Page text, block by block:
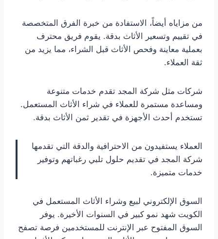
من مزاياه أيضاً، الاستفادة من خبرة الفرق المتخصصة
في تقييم وتسعير الأثاث بدقة. يقوم فريق محترف
بعملية معاينة وفحص الأثاث قبل الشراء، مما يزيد من
ثقة العملاء.
شركات مثل شركة المجد تقدم خدمات متنوعة
ومساعدة مستمرة للعملاء في شراء الأثاث المستعمل.
تستخدم أحدث الأجهزة في تقدير ثمن الأثاث بدقة.
العملاء يستفيدون من الاحترافية والدقة التي تقدمها
شركة المجد في تقديم حلول تلبي رغباتهم وتوفير
خدمات متميزة.
السوق الإلكتروني لبيع وشراء الأثاث المستعمل في
الكويت شهد نمو كبير في السنوات الأخيرة. يوفر
السوق المفتوح عبر الإنترنت للمستخدمين فرصة تصفح